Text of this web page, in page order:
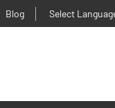
Blog Select